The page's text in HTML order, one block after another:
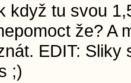
když tu svou
že? A
EDIT:
;)